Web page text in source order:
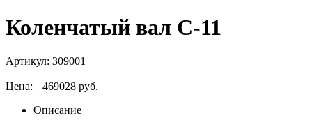
Коленчатый вал C-11
Артикул: 309001
Цена:
469028 руб.
Описание